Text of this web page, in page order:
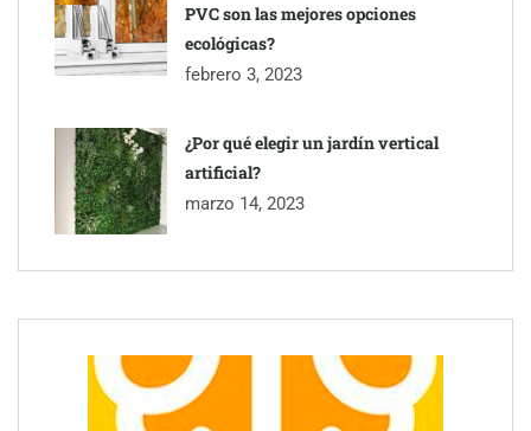
PVC son las mejores opciones
ecológicas?
febrero 3, 2023
¿Por qué elegir un jardín vertical
artificial?
marzo 14, 2023